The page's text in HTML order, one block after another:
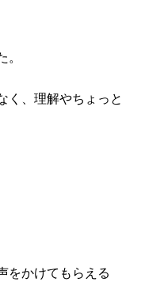
く、理解やちょっと
をかけてもらえる